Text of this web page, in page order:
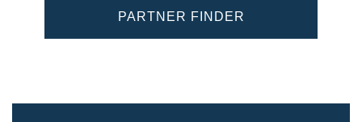
PARTNER FINDER